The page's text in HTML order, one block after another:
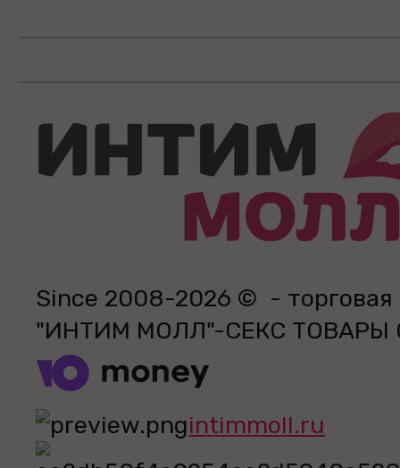
Since 2008-2026 © - торговая
"ИНТИМ МОЛЛ"-СЕКС
intimmoll.ru